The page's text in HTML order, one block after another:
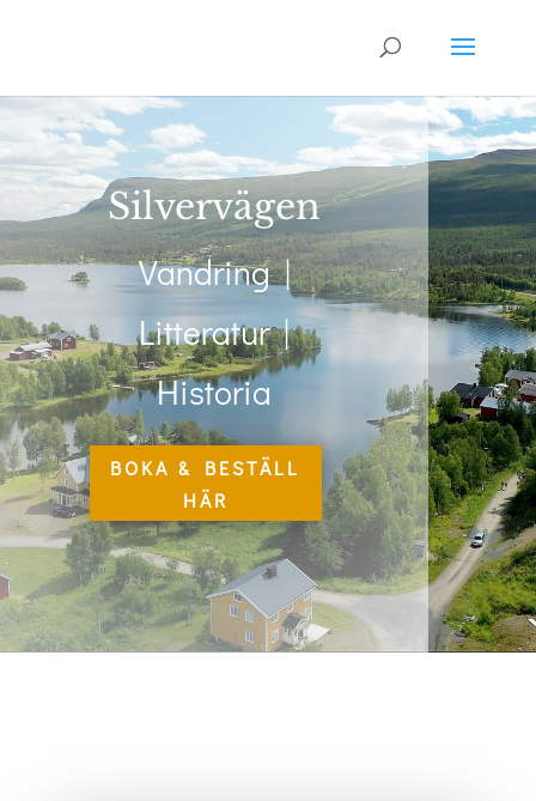
Silvervägen
Vandring |
Litteratur |
Historia
BOKA & BESTÄLL
HÄR